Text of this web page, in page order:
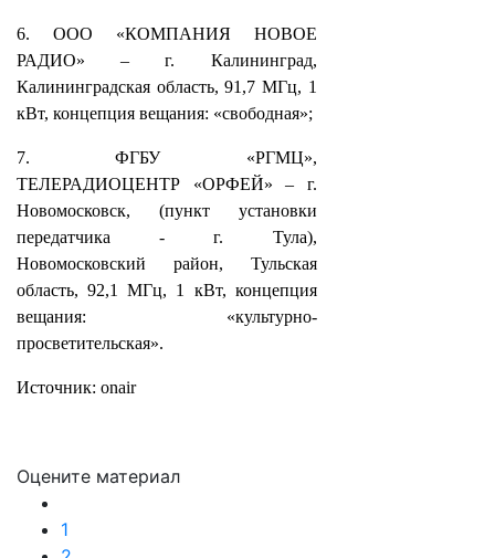
6. ООО «КОМПАНИЯ НОВОЕ
РАДИО» – г. Калининград,
Калининградская область, 91,7 МГц, 1
кВт, концепция вещания: «свободная»;
7. ФГБУ «РГМЦ»,
ТЕЛЕРАДИОЦЕНТР «ОРФЕЙ» – г.
Новомосковск, (пункт установки
передатчика - г. Тула),
Новомосковский район, Тульская
область, 92,1 МГц, 1 кВт, концепция
вещания: «культурно-
просветительская».
Источник: onair
Оцените материал
1